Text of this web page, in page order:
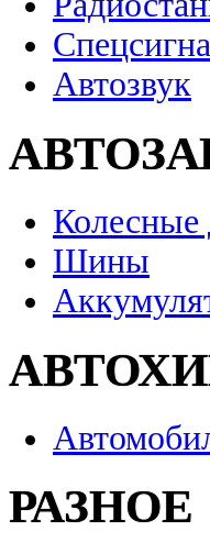
Автозвук
Колесные
Шины
РАЗНОЕ